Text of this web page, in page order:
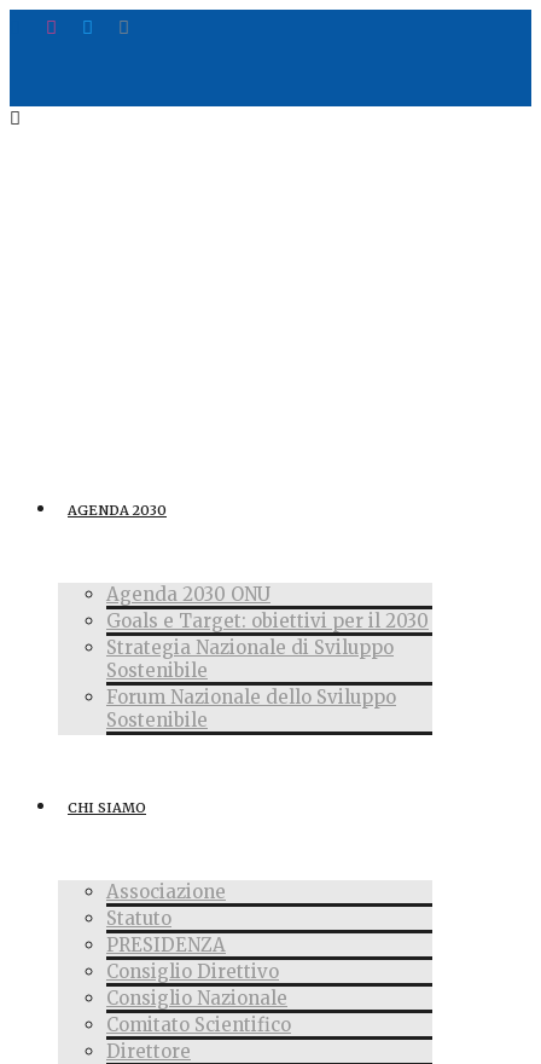
AGENDA 2030
Agenda 2030 ONU
Goals e Target: obiettivi per il 2030
Strategia Nazionale di Sviluppo
Sostenibile
Forum Nazionale dello Sviluppo
Sostenibile
CHI SIAMO
Associazione
Statuto
PRESIDENZA
Consiglio Direttivo
Consiglio Nazionale
Comitato Scientifico
Direttore